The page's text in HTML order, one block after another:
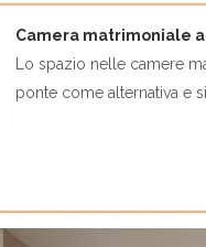
Camera matrimoniale
Lo spazio nelle camere
ponte come alternativa e